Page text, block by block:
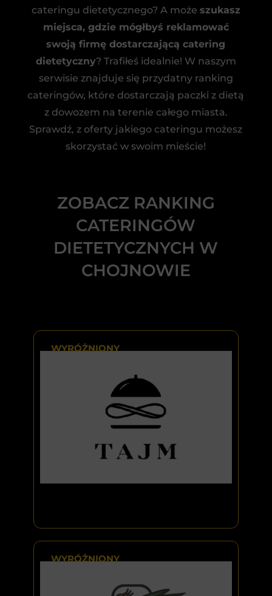
cateringu dietetycznego? A może szukasz
miejsca, gdzie mógłbyś reklamować
swoją firmę dostarczającą catering
dietetyczny? Trafiłeś idealnie! W naszym
serwisie znajduje się przydatny ranking
cateringów, które dostarczają paczki z dietą
z dowozem na terenie całego miasta.
Sprawdź, z oferty jakiego cateringu możesz
skorzystać w swoim mieście!
ZOBACZ RANKING
CATERINGÓW
DIETETYCZNYCH W
CHOJNOWIE
WYRÓŻNIONY
WYRÓŻNIONY